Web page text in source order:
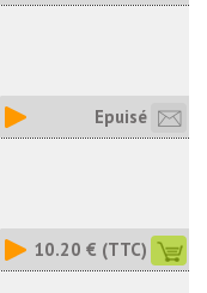
Epuisé
10.20 € (TTC)